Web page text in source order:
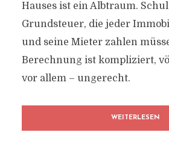
Hauses ist ein Albtraum.
Grundsteuer, die jeder
und seine Mieter zahlen
Berechnung ist kompliziert,
vor allem – ungerecht.
WEITERLESEN